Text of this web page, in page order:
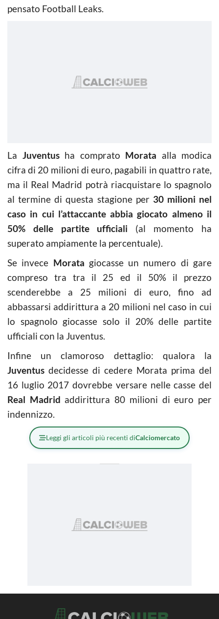
pensato Football Leaks.
La Juventusha comprato Morata alla modica
cifra di 20 milioni di euro, pagabili in quattro rate,
ma il Real Madrid potrà riacquistare lo spagnolo
al termine di questa stagione per 30 milioni nel
caso in cui l’attaccante abbia giocato almeno il
50% delle partite ufficiali (al momento ha
superato ampiamente la percentuale).
Se invece Morata giocasse un numero di gare
compreso tra tra il 25 ed il 50% il prezzo
scenderebbe a 25 milioni di euro, fino ad
abbassarsi addirittura a 20 milioni nel caso in cui
lo spagnolo giocasse solo il 20% delle partite
ufficiali con la Juventus.
Infine un clamoroso dettaglio: qualora la
Juventus decidesse di cedere Morata prima del
16 luglio 2017 dovrebbe versare nelle casse del
Real Madrid addirittura 80 milioni di euro per
indennizzo.
Leggi gli articoli più recenti diCalciomercato